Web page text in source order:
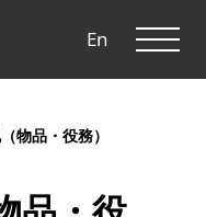
En
物品・役務）